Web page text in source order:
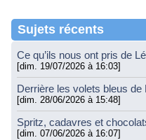
Sujets récents
Ce qu’ils nous ont pris de
[dim. 19/07/2026 à 16:03]
Derrière les volets bleus
[dim. 28/06/2026 à 15:48]
Spritz, cadavres et
[dim. 07/06/2026 à 16:07]